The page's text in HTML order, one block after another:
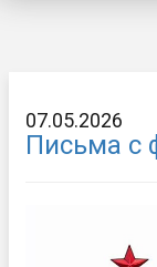
07.05.2026
Письма с